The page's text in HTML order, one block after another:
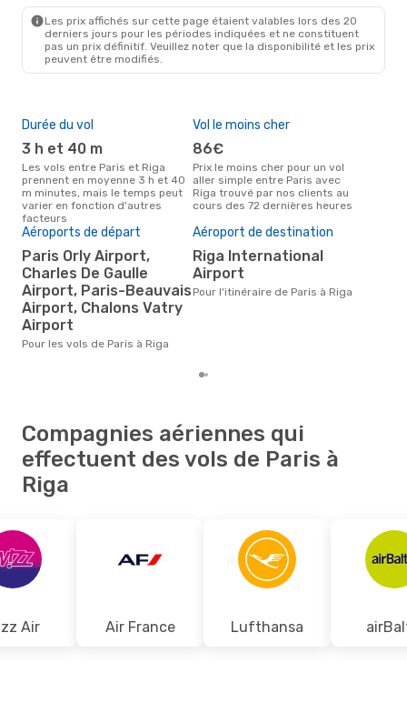
Les prix affichés sur cette page étaient valables lors des 20
derniers jours pour les périodes indiquées et ne constituent
pas un prix définitif. Veuillez noter que la disponibilité et les prix
peuvent être modifiés.
Durée du vol
3 h et 40 m
Les vols entre Paris et Riga
prennent en moyenne 3 h et 40
m minutes, mais le temps peut
varier en fonction d'autres
facteurs
Vol le moins cher
86€
Prix le moins cher pour un vol
aller simple entre Paris avec
Riga trouvé par nos clients au
cours des 72 dernières heures
Aéroports de départ
Paris Orly Airport,
Charles De Gaulle
Airport, Paris-Beauvais
Airport, Chalons Vatry
Airport
Pour les vols de Paris à Riga
Aéroport de destination
Riga International
Airport
Pour l'itinéraire de Paris à Riga
Compagnies aériennes qui
effectuent des vols de Paris à
Riga
Air Air France Lufthansa